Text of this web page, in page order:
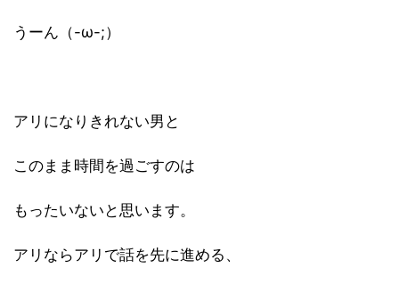
うーん（-ω-;）
アリになりきれない男と
このまま時間を過ごすのは
もったいないと思います。
アリならアリで話を先に進める、